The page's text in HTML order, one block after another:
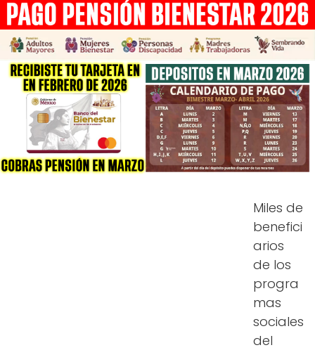
Miles de
benefici
arios
de los
progra
mas
sociales
del